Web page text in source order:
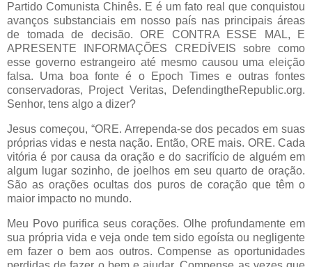
Partido Comunista Chinês. E é um fato real que conquistou
avanços substanciais em nosso país nas principais áreas
de tomada de decisão. ORE CONTRA ESSE MAL, E
APRESENTE INFORMAÇÕES CREDÍVEIS sobre como
esse governo estrangeiro até mesmo causou uma eleição
falsa. Uma boa fonte é o Epoch Times e outras fontes
conservadoras, Project Veritas, DefendingtheRepublic.org.
Senhor, tens algo a dizer?
Jesus começou, “ORE. Arrependa-se dos pecados em suas
próprias vidas e nesta nação. Então, ORE mais. ORE. Cada
vitória é por causa da oração e do sacrifício de alguém em
algum lugar sozinho, de joelhos em seu quarto de oração.
São as orações ocultas dos puros de coração que têm o
maior impacto no mundo.
Meu Povo purifica seus corações. Olhe profundamente em
sua própria vida e veja onde tem sido egoísta ou negligente
em fazer o bem aos outros. Compense as oportunidades